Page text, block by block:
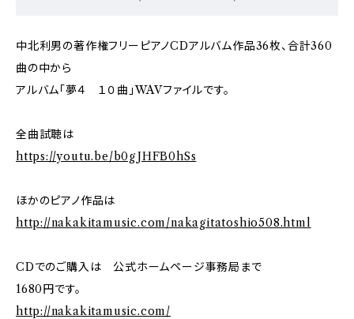
中北利男の著作権フリーピアノCDアルバム作品36枚、合計360
曲の中から
アルバム「夢４ １０曲」WAVファイルです。
全曲試聴は
https://youtu.be/b0gJHFB0hSs
ほかのピアノ作品は
http://nakakitamusic.com/nakagitatoshio508.html
CDでのご購入は 公式ホームページ事務局まで
1680円です。
http://nakakitamusic.com/